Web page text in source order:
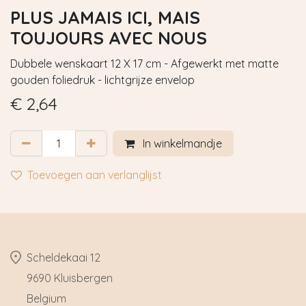
PLUS JAMAIS ICI, MAIS
TOUJOURS AVEC NOUS
Dubbele wenskaart 12 X 17 cm - Afgewerkt met matte
gouden foliedruk - lichtgrijze envelop
€ 2,64
In winkelmandje
Toevoegen aan verlanglijst
​Scheldekaai 12
9690 Kluisbergen
​Belgium